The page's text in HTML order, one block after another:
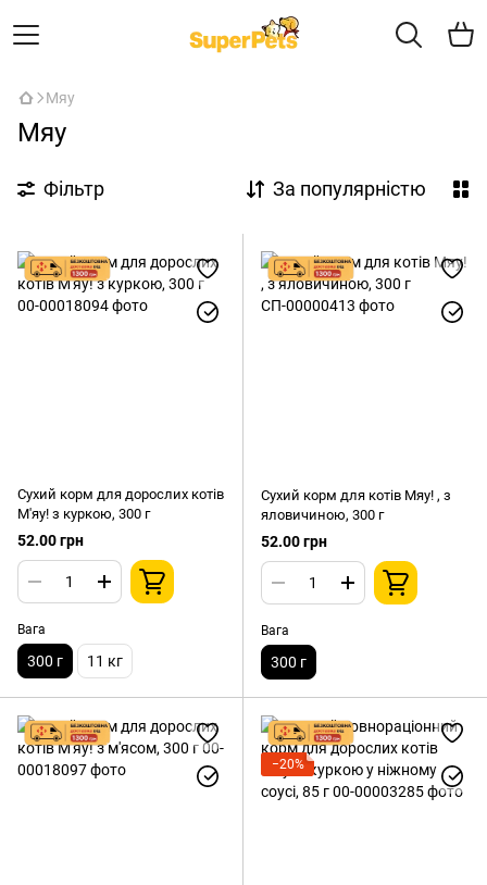
Мяу
Мяу
Фільтр За популярністю
Сухий корм для дорослих котів
М'яу! з куркою, 300 г
52.00 грн
Вага
300 г 11 кг
Сухий корм для котів Мяу! , з
яловичиною, 300 г
52.00 грн
Вага
300 г
−20%